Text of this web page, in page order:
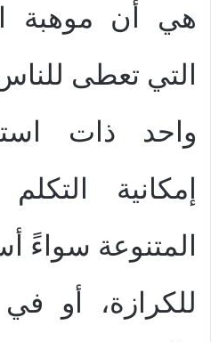
هي أن موهبة
التي تعطى
واحد ذات
إمكانية
المتنوعة سواءً
للكرازة، أو